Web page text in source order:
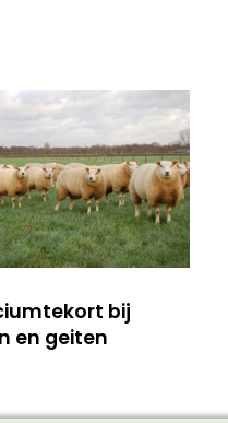
bij
en geiten